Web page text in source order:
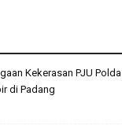
Kekerasan PJU Polda
di Padang